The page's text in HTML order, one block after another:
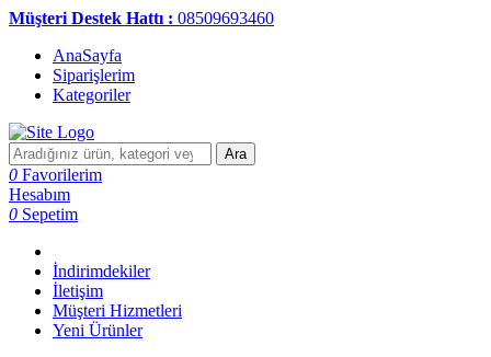
Müşteri Destek Hattı : 08509693460
AnaSayfa
Siparişlerim
Kategoriler
Ara
0 Favorilerim
Hesabım
0 Sepetim
İndirimdekiler
İletişim
Müşteri Hizmetleri
Yeni Ürünler